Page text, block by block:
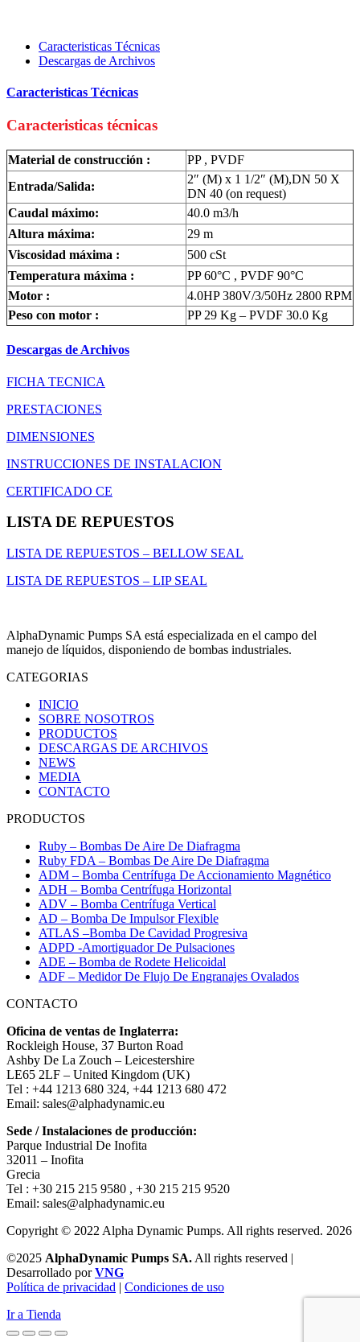
Caracteristicas Técnicas
Descargas de Archivos
Caracteristicas Técnicas
Caracteristicas técnicas
Material de construcción :
PP , PVDF
Entrada/Salida:
2″ (M) x 1 1/2″ (M),DN 50 X
DN 40 (on request)
Caudal máximo:
40.0 m3/h
Altura máxima:
29 m
Viscosidad máxima :
500 cSt
Temperatura máxima :
PP 60°C , PVDF 90°C
Motor :
4.0HP 380V/3/50Hz 2800 RPM
Peso con motor :
PP 29 Kg – PVDF 30.0 Kg
Descargas de Archivos
FICHA TECNICA
PRESTACIONES
DIMENSIONES
INSTRUCCIONES DE INSTALACION
CERTIFICADO CE
LISTA DE REPUESTOS
LISTA DE REPUESTOS – ΒΕLLOW SEAL
LISTA DE REPUESTOS – LIP SEAL
AlphaDynamic Pumps SA está especializada en el campo del
manejo de líquidos, disponiendo de bombas industriales.
CATEGORIAS
INICIO
SOBRE NOSOTROS
PRODUCTOS
DESCARGAS DE ARCHIVOS
NEWS
MEDIA
CONTACTO
PRODUCTOS
Ruby – Bombas De Aire De Diafragma
Ruby FDA – Bombas De Aire De Diafragma
ADM – Bomba Centrífuga De Accionamiento Magnético
ADH – Bomba Centrífuga Horizontal
ADV – Bomba Centrífuga Vertical
AD – Bomba De Impulsor Flexible
ATLAS –Bomba De Cavidad Progresiva
ADPD -Amortiguador De Pulsaciones
ADE – Bomba de Rodete Helicoidal
ADF – Medidor De Flujo De Engranajes Ovalados
CONTACTO
Oficina de ventas de Inglaterra:
Rockleigh House, 37 Burton Road
Ashby De La Zouch – Leicestershire
LE65 2LF – United Kingdom (UK)
Tel : +44 1213 680 324, +44 1213 680 472
Email: sales@alphadynamic.eu
Sede / Instalaciones de producción:
Parque Industrial De Inofita
32011 – Inofita
Grecia
Tel : +30 215 215 9580 , +30 215 215 9520
Email: sales@alphadynamic.eu
Copyright © 2022 Alpha Dynamic Pumps. All rights reserved. 2026
©2025 AlphaDynamic Pumps SA. All rights reserved |
Desarrollado porVNG
Política de privacidad | Condiciones de uso
Ir a Tienda